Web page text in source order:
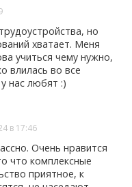
но
хватает. Меня
учиться чему нужно,
влилась во все
нас любят :)
в 17:46
Очень нравится
что комплексные
приятное, к